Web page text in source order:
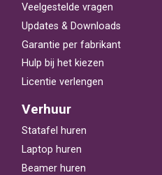
Veelgestelde vragen
Updates & Downloads
Garantie per fabrikant
Hulp bij het kiezen
Licentie verlengen
Verhuur
Statafel huren
Laptop huren
Beamer huren